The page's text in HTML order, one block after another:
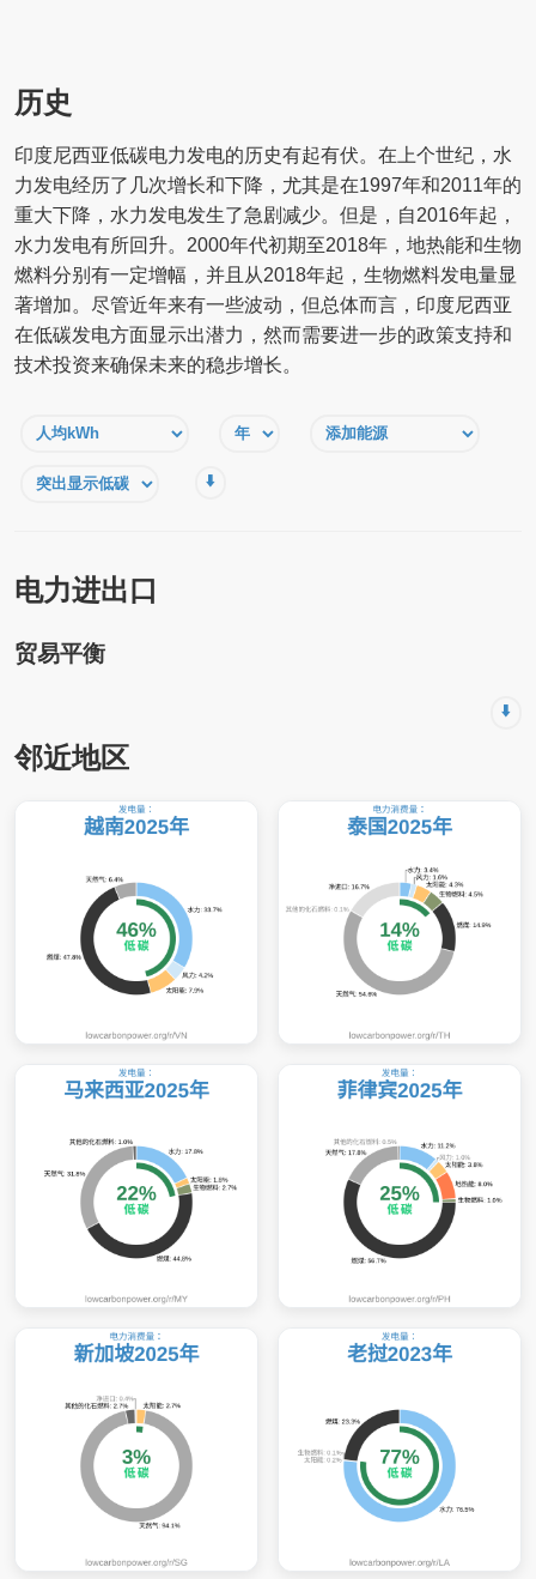
历史
印度尼西亚低碳电力发电的历史有起有伏。在上个世纪，水
力发电经历了几次增长和下降，尤其是在1997年和2011年的
重大下降，水力发电发生了急剧减少。但是，自2016年起，
水力发电有所回升。2000年代初期至2018年，地热能和生物
燃料分别有一定增幅，并且从2018年起，生物燃料发电量显
著增加。尽管近年来有一些波动，但总体而言，印度尼西亚
在低碳发电方面显示出潜力，然而需要进一步的政策支持和
技术投资来确保未来的稳步增长。
⬇️
电力进出口
贸易平衡
⬇️
邻近地区